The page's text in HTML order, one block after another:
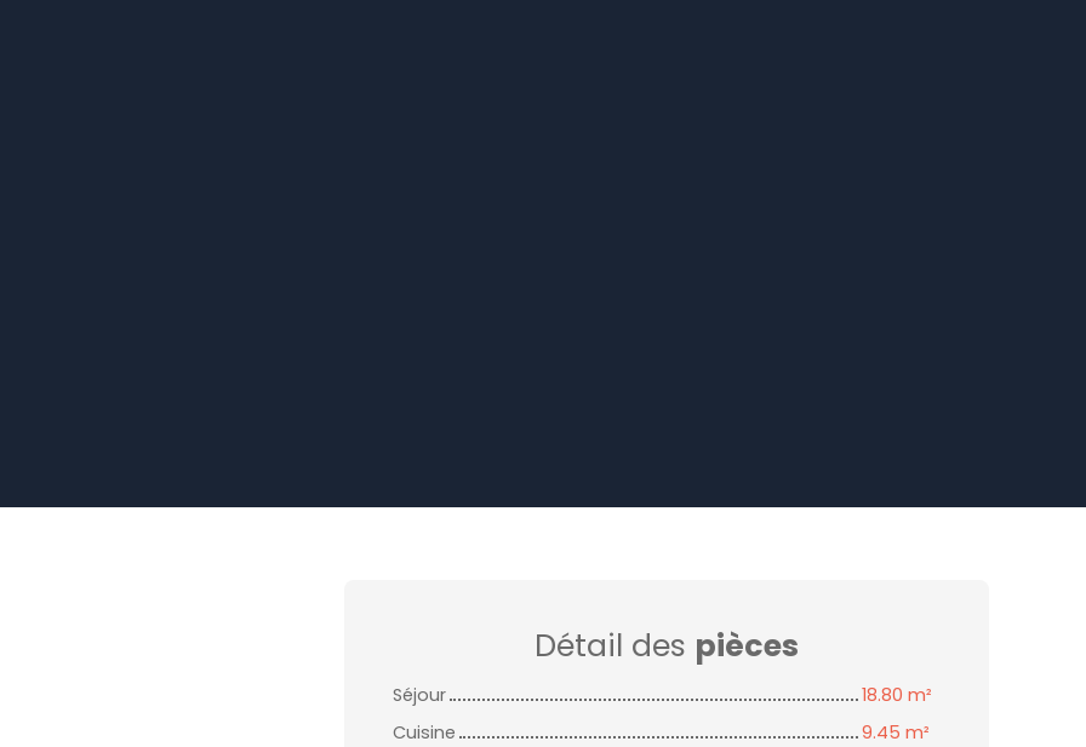
Détail des pièces
Séjour
18.80 m²
Cuisine
9.45 m²